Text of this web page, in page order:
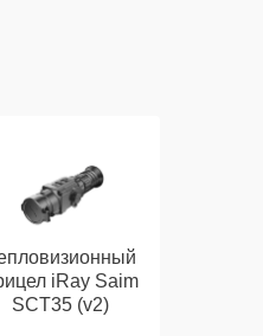
iRay Saim
SCT35 (v2)